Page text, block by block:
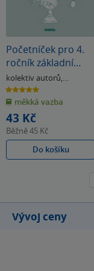
Početníček pro 4.
ročník základní
školy
kolektiv autorů,
Strahlheimová J.
5.0
z
5
hvězdiček
měkká vazba
43 Kč
Běžně45 Kč
Do košíku
Vývoj ceny